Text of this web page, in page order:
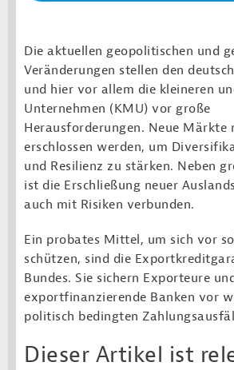
Die aktuellen geopolitischen und
Veränderungen stellen den
und hier vor allem die kleineren
Unternehmen (KMU) vor große
Herausforderungen. Neue Märkte
erschlossen werden, um
und Resilienz zu stärken. Neben
ist die Erschließung neuer
auch mit Risiken verbunden.
Ein probates Mittel, um sich vor
schützen, sind die
Bundes. Sie sichern Exporteure
exportfinanzierende Banken vor
politisch bedingten
Dieser Artikel ist